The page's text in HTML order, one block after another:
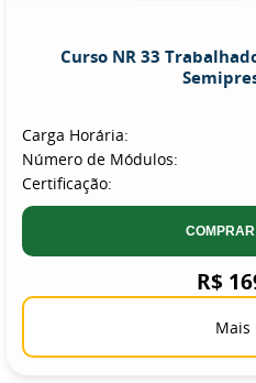
Curso NR 33
Carga Horária:
Número de Módulos:
Certificação:
R$
Mais